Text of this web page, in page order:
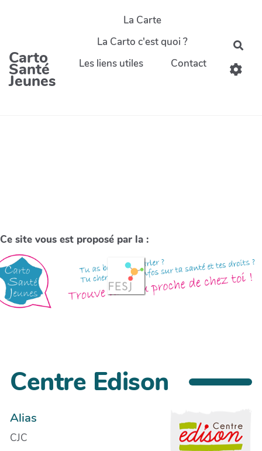
Carto
Santé
Jeunes
La Carte
La Carto c'est quoi ?
Les liens utiles
Contact
Ce site vous est proposé par la :
Centre Edison
Alias
CJC